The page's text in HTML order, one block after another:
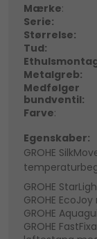
Mærke:
Serie:
Størrelse:
Tud:
Metalgreb:
Medfølger
bundventil:
Farve:
Egenskaber:
GROHE
GROHE
GROHE
GROHE
GROHE